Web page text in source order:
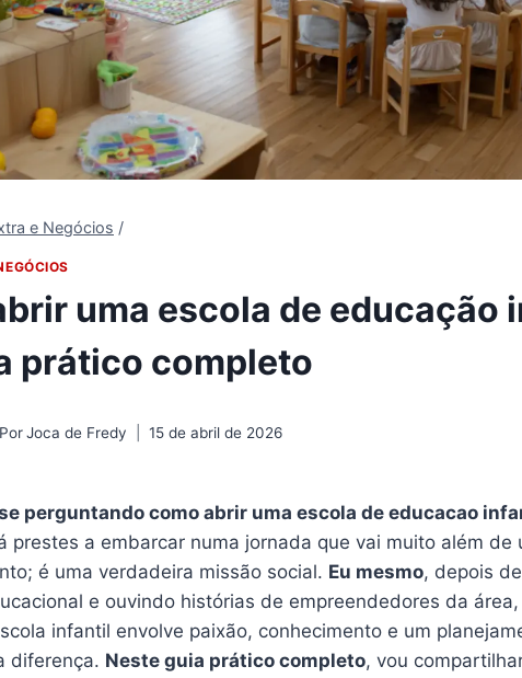
e Negócios /
uma escola de educação
prático completo
Joca de Fredy 15 de abril de 2026
perguntando como abrir uma escola de educacao
prestes a embarcar numa jornada que vai muito além de
é uma verdadeira missão social. Eu mesmo, depois
e ouvindo histórias de empreendedores da
infantil envolve paixão, conhecimento e um
diferença. Neste guia prático completo, vou